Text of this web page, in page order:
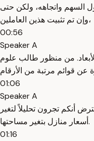
السهم واتجاهه، ولكن حتى
وإن تم تثبيت هذين العاملين،
00:56
Speaker A
من منظور طالب علوم
01:06
Speaker A
أنكم تجرون تحليلاً لتغير
أسعار منازل بتغير مساحتها.
01:16